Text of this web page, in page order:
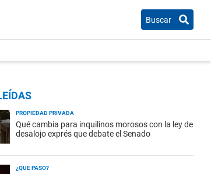
Buscar
PROPIEDAD PRIVADA
Qué cambia para inquilinos morosos con la ley de
desalojo exprés que debate el Senado
¿QUÉ PASÓ?